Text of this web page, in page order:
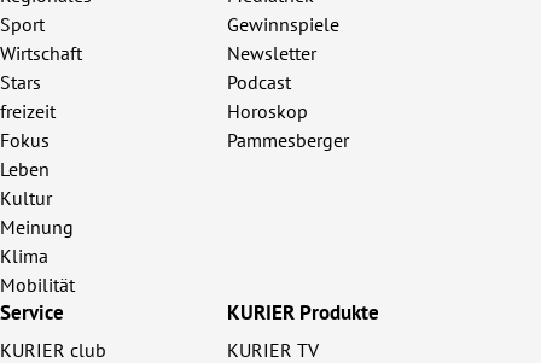
Sport
Wirtschaft
Stars
freizeit
Fokus
Leben
Kultur
Meinung
Klima
Mobilität
Gewinnspiele
Newsletter
Podcast
Horoskop
Pammesberger
Service
KURIER club
KURIER Produkte
KURIER TV